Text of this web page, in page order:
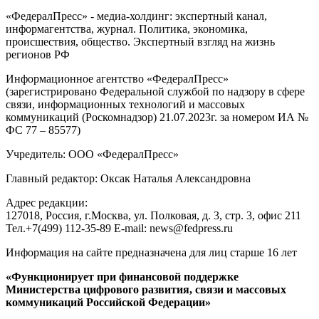
«ФедералПресс» - медиа-холдинг: экспертный канал,
информагентства, журнал. Политика, экономика,
происшествия, общество. Экспертный взгляд на жизнь
регионов РФ
Информационное агентство «ФедералПресс»
(зарегистрировано Федеральной службой по надзору в сфере
связи, информационных технологий и массовых
коммуникаций (Роскомнадзор) 21.07.2023г. за номером ИА №
ФС 77 – 85577)
Учредитель: ООО «ФедералПресс»
Главный редактор: Оксак Наталья Александровна
Адрес редакции:
127018, Россия, г.Москва, ул. Полковая, д. 3, стр. 3, офис 211
Тел.+7(499) 112-35-89 E-mail: news@fedpress.ru
Информация на сайте предназначена для лиц старше 16 лет
«Функционирует при финансовой поддержке
Министерства цифрового развития, связи и массовых
коммуникаций Российской Федерации»